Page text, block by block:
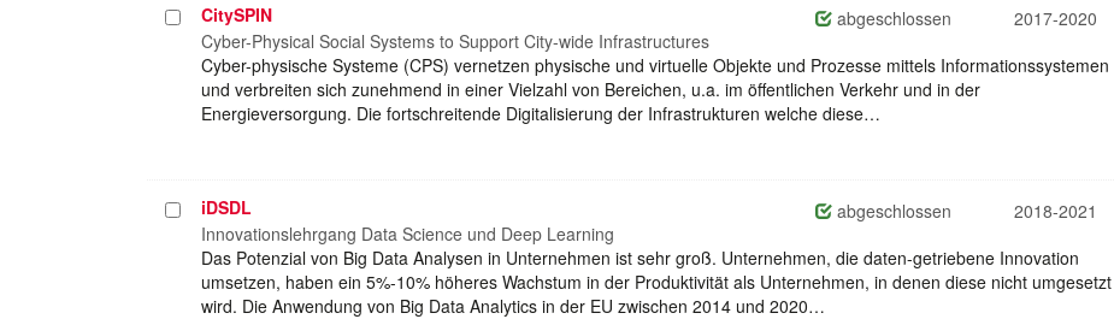
Projekt
auswählen
CitySPIN abgeschlossen
2017-2020
Cyber-Physical Social Systems to Support City-wide Infrastructures
Cyber-physische Systeme (CPS) vernetzen physische und virtuelle Objekte und Prozesse mittels Informationssystemen
und verbreiten sich zunehmend in einer Vielzahl von Bereichen, u.a. im öffentlichen Verkehr und in der
Energieversorgung. Die fortschreitende Digitalisierung der Infrastrukturen welche diese…
Projekt
auswählen
iDSDL abgeschlossen
2018-2021
Innovationslehrgang Data Science und Deep Learning
Das Potenzial von Big Data Analysen in Unternehmen ist sehr groß. Unternehmen, die daten-getriebene Innovation
umsetzen, haben ein 5%-10% höheres Wachstum in der Produktivität als Unternehmen, in denen diese nicht umgesetzt
wird. Die Anwendung von Big Data Analytics in der EU zwischen 2014 und 2020…